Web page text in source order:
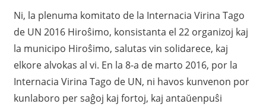
Ni, la plenuma komitato de la Internacia Virina Tago
de UN 2016 Hiroŝimo, konsistanta el 22 organizoj kaj
la municipo Hiroŝimo, salutas vin solidarece, kaj
elkore alvokas al vi. En la 8-a de marto 2016, por la
Internacia Virina Tago de UN, ni havos kunvenon por
kunlaboro per saĝoj kaj fortoj, kaj antaŭenpuŝi